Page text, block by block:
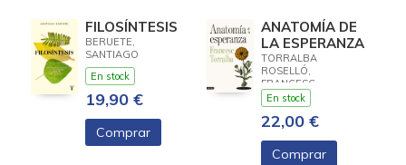
FILOSÍNTESIS
BERUETE,
SANTIAGO
En stock
19,90 €
Comprar
ANATOMÍA DE
LA ESPERANZA
TORRALBA
ROSELLÓ,
FRANCESC
En stock
22,00 €
Comprar